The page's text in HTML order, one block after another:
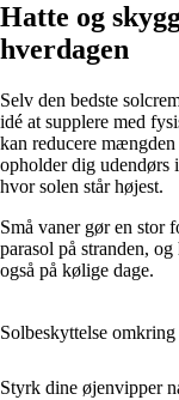
Hatte og
hverdagen
Selv den bedste
idé at supplere med
kan reducere
opholder dig udendørs
hvor solen står højest.
Små vaner gør en stor
parasol på stranden,
også på kølige dage.
Solbeskyttelse
Styrk dine øjenvipper